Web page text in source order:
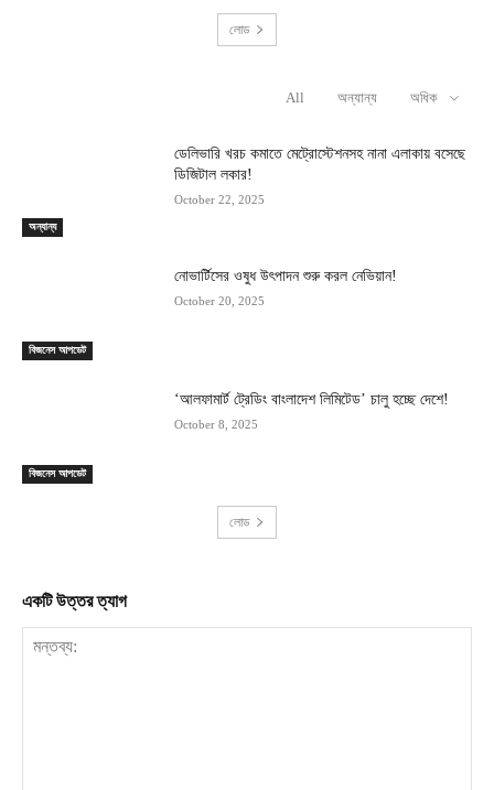
লোড
All অন্যান্য অধিক
অন্যান্য
ডেলিভারি খরচ কমাতে মেট্রোস্টেশনসহ নানা এলাকায় বসেছে
ডিজিটাল লকার!
October 22, 2025
বিজনেস আপডেট
নোভার্টিসের ওষুধ উৎপাদন শুরু করল নেভিয়ান!
October 20, 2025
বিজনেস আপডেট
‘আলফামার্ট ট্রেডিং বাংলাদেশ লিমিটেড’ চালু হচ্ছে দেশে!
October 8, 2025
লোড
একটি উত্তর ত্যাগ